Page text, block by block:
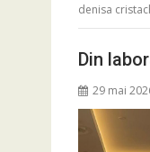
denisa
Din
29 mai